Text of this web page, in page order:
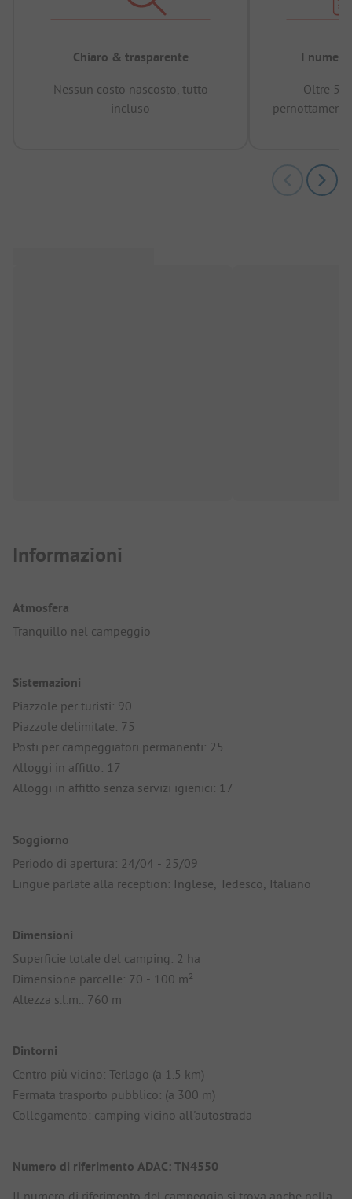
Chiaro & trasparente
Nessun costo nascosto, tutto
incluso
I numeri
Oltre
Informazioni
Atmosfera
Tranquillo nel campeggio
Sistemazioni
Piazzole per turisti: 90
Piazzole delimitate: 75
Posti per campeggiatori permanenti: 25
Alloggi in affitto: 17
Alloggi in affitto senza servizi igienici: 17
Soggiorno
Periodo di apertura: 24/04 - 25/09
Lingue parlate alla reception: Inglese, Tedesco, Italiano
Dimensioni
Superficie totale del camping: 2 ha
Dimensione parcelle: 70 - 100 m²
Altezza s.l.m.: 760 m
Dintorni
Centro più vicino: Terlago (a 1.5 km)
Fermata trasporto pubblico: (a 300 m)
Collegamento: camping vicino all'autostrada
Numero di riferimento ADAC: TN4550